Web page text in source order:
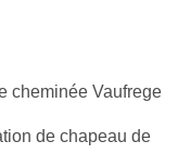
cheminée Vaufrege
de chapeau de